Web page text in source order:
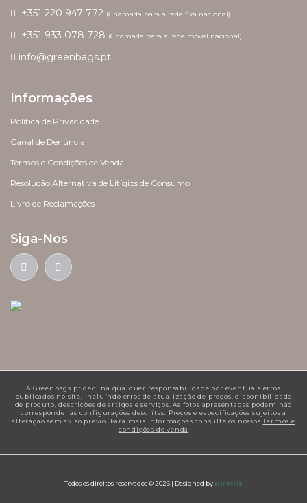
+351 220 947 772 (Chamada para a rede fixa nacional)
+351 933 078 728 (Chamada para a rede móvel nacional)
info@greenbags.pt
Informações
Política de Privacidade
Canal de Denúncia
Termos e Condições de Venda
Resolução Alternativa de Litígios de Consumo
Livro de Reclamações
Siga-Nos
A Greenbags.pt declina qualquer responsabilidade por eventuais erros
publicados no site, incluíndo erros de atualização de preços, disponibilidade
de produto, descrições de artigos e serviços. As fotos apresentadas podem não
corresponder às configurações descritas. Preços e especificações sujeitos a
alteração sem aviso prévio. Para mais informações consulte os nossosTermos e
condições de venda
Todos os direitos reservados © 2026 | Designed by Diretriz